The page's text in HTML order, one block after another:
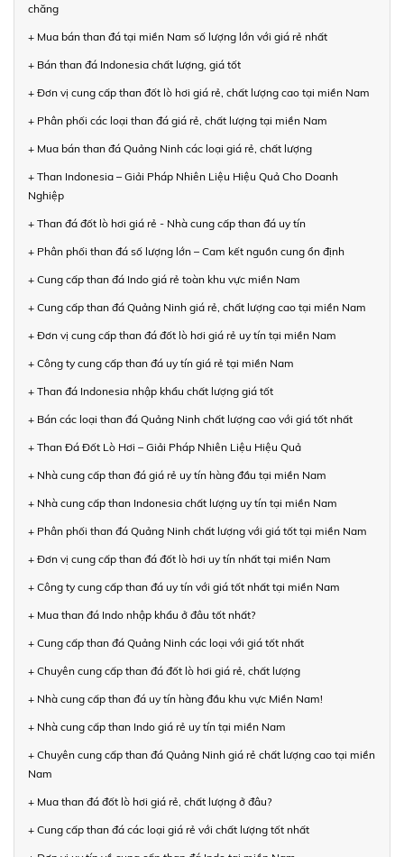
chăng
+ Mua bán than đá tại miền Nam số lượng lớn với giá rẻ nhất
+ Bán than đá Indonesia chất lượng, giá tốt
+ Đơn vị cung cấp than đốt lò hơi giá rẻ, chất lượng cao tại miền Nam
+ Phân phối các loại than đá giá rẻ, chất lượng tại miền Nam
+ Mua bán than đá Quảng Ninh các loại giá rẻ, chất lượng
+ Than Indonesia – Giải Pháp Nhiên Liệu Hiệu Quả Cho Doanh
Nghiệp
+ Than đá đốt lò hơi giá rẻ - Nhà cung cấp than đá uy tín
+ Phân phối than đá số lượng lớn – Cam kết nguồn cung ổn định
+ Cung cấp than đá Indo giá rẻ toàn khu vực miền Nam
+ Cung cấp than đá Quảng Ninh giá rẻ, chất lượng cao tại miền Nam
+ Đơn vị cung cấp than đá đốt lò hơi giá rẻ uy tín tại miền Nam
+ Công ty cung cấp than đá uy tín giá rẻ tại miền Nam
+ Than đá Indonesia nhập khẩu chất lượng giá tốt
+ Bán các loại than đá Quảng Ninh chất lượng cao với giá tốt nhất
+ Than Đá Đốt Lò Hơi – Giải Pháp Nhiên Liệu Hiệu Quả
+ Nhà cung cấp than đá giá rẻ uy tín hàng đầu tại miền Nam
+ Nhà cung cấp than Indonesia chất lượng uy tín tại miền Nam
+ Phân phối than đá Quảng Ninh chất lượng với giá tốt tại miền Nam
+ Đơn vị cung cấp than đá đốt lò hơi uy tín nhất tại miền Nam
+ Công ty cung cấp than đá uy tín với giá tốt nhất tại miền Nam
+ Mua than đá Indo nhập khẩu ở đâu tốt nhất?
+ Cung cấp than đá Quảng Ninh các loại với giá tốt nhất
+ Chuyên cung cấp than đá đốt lò hơi giá rẻ, chất lượng
+ Nhà cung cấp than đá uy tín hàng đầu khu vực Miền Nam!
+ Nhà cung cấp than Indo giá rẻ uy tín tại miền Nam
+ Chuyên cung cấp than đá Quảng Ninh giá rẻ chất lượng cao tại miền
Nam
+ Mua than đá đốt lò hơi giá rẻ, chất lượng ở đâu?
+ Cung cấp than đá các loại giá rẻ với chất lượng tốt nhất